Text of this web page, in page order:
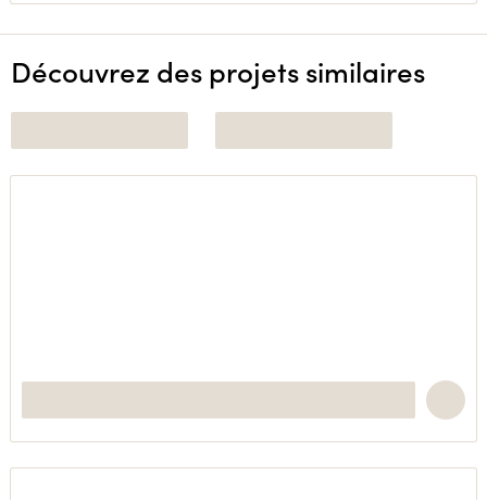
Découvrez des projets similaires